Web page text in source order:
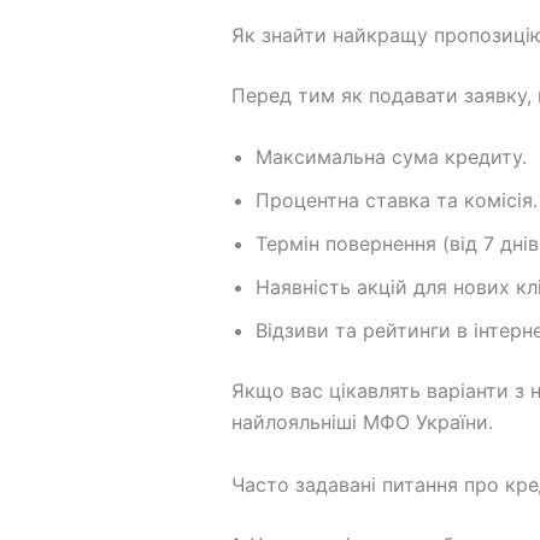
Як знайти найкращу
Перед тим як подавати
Максимальна сума кредиту.
Процентна ставка та комісія.
Термін повернення (від 7
Наявність акцій для нових
Відзиви та рейтинги в
Якщо вас цікавлять варіанти з
найлояльніші МФО України.
Часто задавані питання про